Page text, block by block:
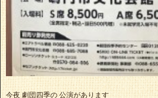
今夜 劇団四季の 公演があります